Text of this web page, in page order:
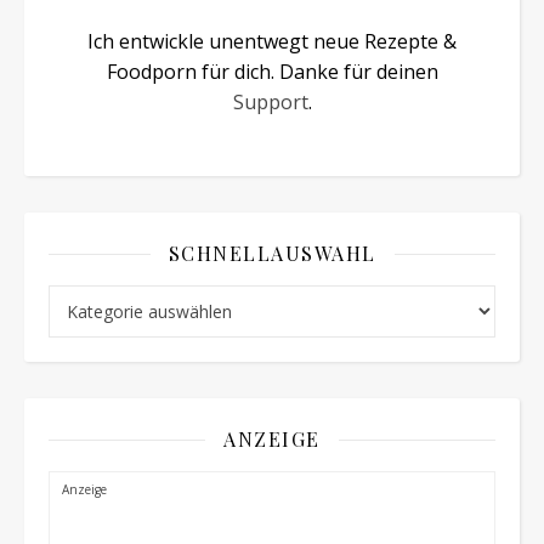
Ich entwickle unentwegt neue Rezepte &
Foodporn für dich. Danke für deinen
Support.
SCHNELLAUSWAHL
ANZEIGE